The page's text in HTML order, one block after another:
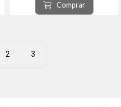
Comprar
2 3